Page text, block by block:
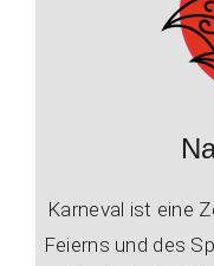
Karneval ist eine
Feierns und des